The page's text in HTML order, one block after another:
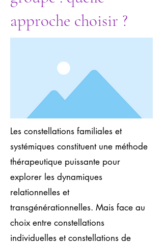
approche choisir ?
Les constellations familiales et
systémiques constituent une méthode
thérapeutique puissante pour
explorer les dynamiques
relationnelles et
transgénérationnelles. Mais face au
choix entre constellations
individuelles et constellations de